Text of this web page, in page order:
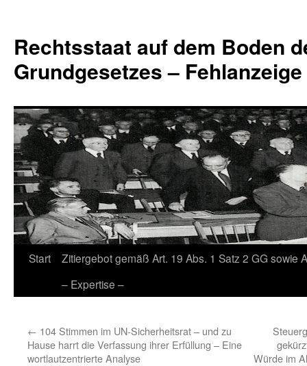
springen
Rechtsstaat auf dem Boden
Grundgesetzes –
Start
Zitiergebot gemäß Art. 19 Abs. 1 Satz 2 GG sowie
– Expertise –
← 104 Stimmen im UN-Sicherheitsrat – und zu
Hause harrt die Verfassung ihrer Erfüllung – Eine
wortlautzentrierte Analyse
Würde im